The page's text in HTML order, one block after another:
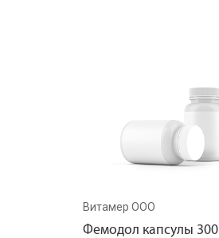
Витамер ООО
Фемодол капсулы 300